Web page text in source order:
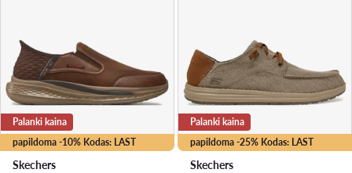
papildoma -10% Kodas: LAST
Palanki kaina
Skechers
papildoma -25% Kodas: LAST
Palanki kaina
Skechers